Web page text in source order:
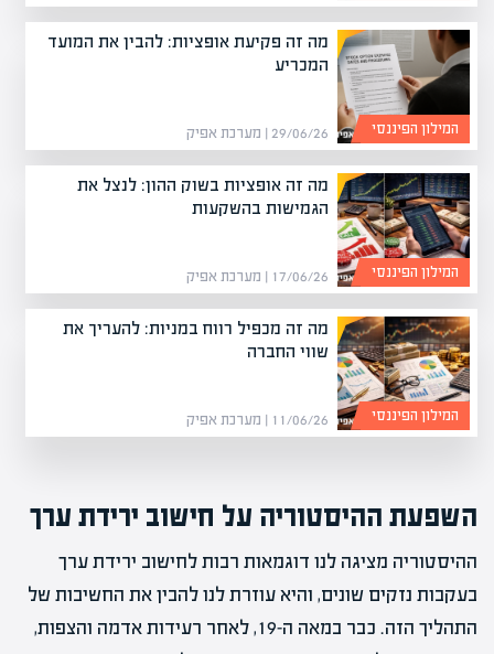
מה זה פקיעת אופציות: להבין את המועד
המכריע
29/06/26 | מערכת אפיק המילון הפיננסי
מה זה אופציות בשוק ההון: לנצל את
הגמישות בהשקעות
17/06/26 | מערכת אפיק המילון הפיננסי
מה זה מכפיל רווח במניות: להעריך את
שווי החברה
11/06/26 | מערכת אפיק המילון הפיננסי
השפעת ההיסטוריה על חישוב ירידת ערך
ההיסטוריה מציגה לנו דוגמאות רבות לחישוב ירידת ערך
בעקבות נזקים שונים, והיא עוזרת לנו להבין את החשיבות של
התהליך הזה. כבר במאה ה-19, לאחר רעידות אדמה והצפות,